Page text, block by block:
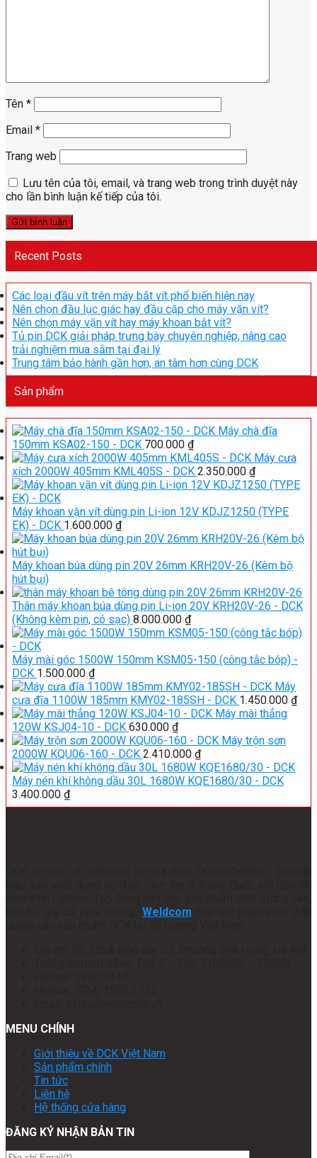
Tên *
Email *
Trang web
Lưu tên của tôi, email, và trang web trong trình duyệt này
cho lần bình luận kế tiếp của tôi.
Recent Posts
Các loại đầu vít trên máy bắt vít phổ biến hiện nay
Nên chọn đầu lục giác hay đầu cặp cho máy vặn vít?
Nên chọn máy vặn vít hay máy khoan bắt vít?
Tủ pin DCK giải pháp trưng bày chuyên nghiệp, nâng cao
trải nghiệm mua sắm tại đại lý
Trung tâm bảo hành gần hơn, an tâm hơn cùng DCK
Sản phẩm
Máy chà đĩa
150mm KSA02-150 - DCK 700.000 ₫
Máy cưa
xích 2000W 405mm KML405S - DCK 2.350.000 ₫
Máy khoan vặn vít dùng pin Li-ion 12V KDJZ1250 (TYPE
EK) - DCK 1.600.000 ₫
Máy khoan búa dùng pin 20V 26mm KRH20V-26 (Kèm bộ
hút bụi)
Thân máy khoan búa dùng pin Li-ion 20V KRH20V-26 - DCK
(Không kèm pin, có sạc) 8.000.000 ₫
Máy mài góc 1500W 150mm KSM05-150 (công tắc bóp) -
DCK 1.500.000 ₫
Máy
cưa đĩa 1100W 185mm KMY02-185SH - DCK 1.450.000 ₫
Máy mài thẳng
120W KSJ04-10 - DCK 630.000 ₫
Máy trộn sơn
2000W KQU06-160 - DCK 2.410.000 ₫
Máy nén khí không dầu 30L 1680W KQE1680/30 - DCK
3.400.000 ₫
Weldcom
MENU CHÍNH
Giới thiệu về DCK Việt Nam
Sản phẩm chính
Tin tức
Liên hệ
Hệ thống cửa hàng
ĐĂNG KÝ NHẬN BẢN TIN